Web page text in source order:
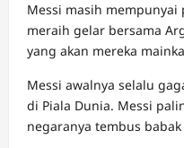
Messi masih
meraih gelar bersama
yang akan mereka
Messi awalnya selalu
di Piala Dunia. Messi
negaranya tembus